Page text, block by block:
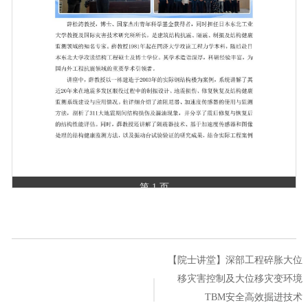
第 1 页
【院士讲堂】深部工程碎胀大位
移灾害控制及大位移灾变环境
TBM安全高效掘进技术